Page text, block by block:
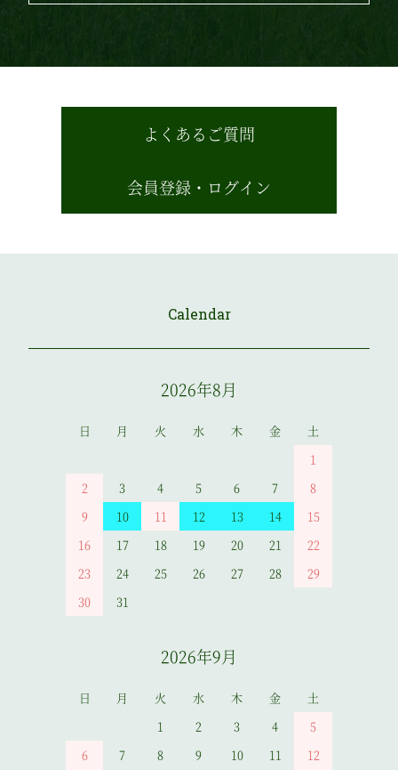
よくあるご質問
会員登録・ログイン
Calendar
2026年8月
日 月 火 水 木 金
土
1
2
3 4 5 6 7
8
9
10 11 12 13 14
15
16
17 18 19 20 21
22
23
24 25 26 27 28
29
30
31
2026年9月
日 月 火 水 木 金
土
1
2 3 4
5
6
7 8 9 10 11
12